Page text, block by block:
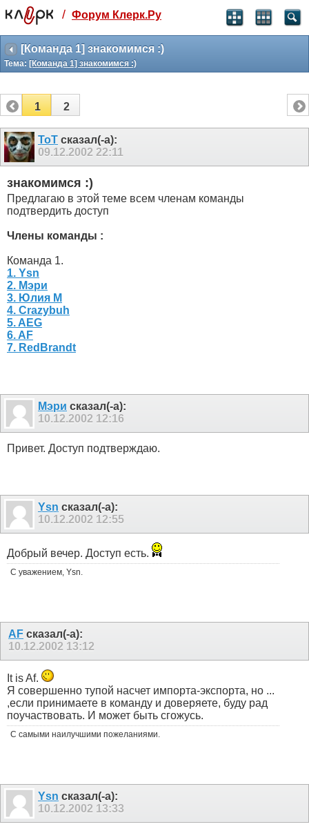
Святые угодники, Клерк без рекламы
прекрасен:)
месяц
3 месяца
259 ₽
-10%
полгода
499 ₽
-15%
Отмена Оплатить
/ Форум Клерк.Ру
[Команда 1] знакомимся :)
Тема: [Команда 1] знакомимся :)
1 2
ToT сказал(-а):
09.12.2002 22:11
знакомимся :)
Предлагаю в этой теме всем членам команды
подтвердить доступ
Члены команды :
Команда 1.
1. Ysn
2. Мэри
3. Юлия М
4. Crazybuh
5. AEG
6. AF
7. RedBrandt
Мэри сказал(-а):
10.12.2002 12:16
Привет. Доступ подтверждаю.
Ysn сказал(-а):
10.12.2002 12:55
Добрый вечер. Доступ есть.
С уважением, Ysn.
AF сказал(-а):
10.12.2002 13:12
It is Af.
Я совершенно тупой насчет импорта-экспорта, но ...
,если принимаете в команду и доверяете, буду рад
поучаствовать. И может быть сгожусь.
С самыми наилучшими пожеланиями.
Ysn сказал(-а):
10.12.2002 13:33